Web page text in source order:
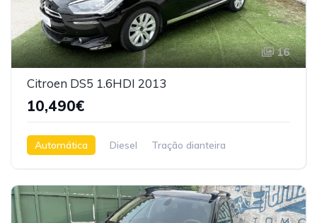
16
Citroen DS5 1.6HDI 2013
10,490€
Automática Diesel Tração dianteira